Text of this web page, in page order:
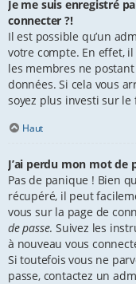
Je me suis enregistré
connecter ?!
Il est possible qu’un
votre compte. En effet,
les membres ne
données. Si cela vous
soyez plus investi sur le
Haut
J’ai perdu mon mot de
Pas de panique ! Bien
récupéré, il peut
vous sur la page de
de passe. Suivez les
à nouveau vous
Si toutefois vous ne
passe, contactez un